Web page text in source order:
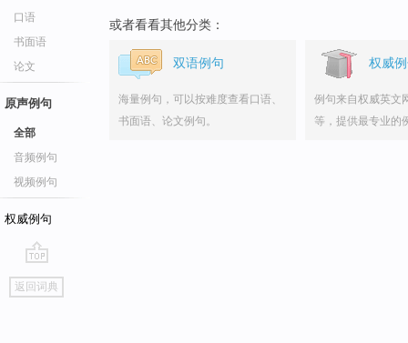
口语
书面语
论文
原声例句
全部
音频例句
视频例句
权威例句
go
top
返回词典
或者看看其他分类：
双语例句
海量例句，可以按难度查看口语、
书面语、论文例句。
权威
例句来自权威英文
等，提供最专业的